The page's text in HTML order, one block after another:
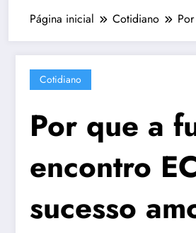
Página inicial Cotidiano
Cotidiano
Por que a
encontro
sucesso